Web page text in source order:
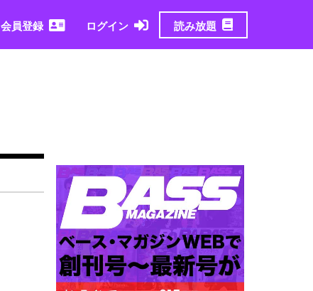
会員登録 ログイン 読み放題